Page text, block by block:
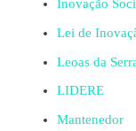
Inovação
Lei de
Leoas da
LIDERE
Mantenedor